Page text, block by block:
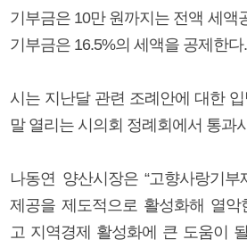
기부금은 10만 원까지는 전액 세액
기부금은 16.5%의 세액을 공제한다.
시는 지난달 관련 조례안에 대한
말 열리는 시의회 정례회에서 통과
나동연 양산시장은 “고향사랑기
제공을 제도적으로 활성화해 열
고 지역경제 활성화에 큰 도움이